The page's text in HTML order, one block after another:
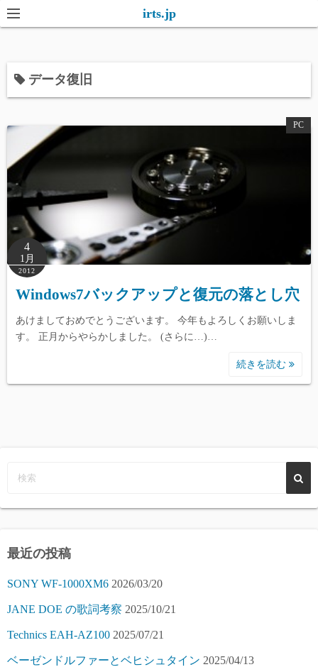
コ
ン
ン
へ
プ
irts.jp
データ復旧
PC
4
1月
2012
Windows7バックアップと復元の落とし穴
あけましておめでとうございます。 今年もよろしくお願いしま
す。 正月からやらかしました。 (さらに…)…
続きを読む
最近の投稿
SONY WF-1000XM6 2026/03/20
JANE DOE の歌詞考察 2025/10/21
Technics EAH-AZ100 2025/07/21
ベーゼンドルファーとベヒシュタイン 2025/04/13